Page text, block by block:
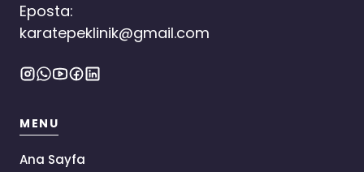
Eposta:
karatepeklinik@gmail.com
MENU
Ana Sayfa